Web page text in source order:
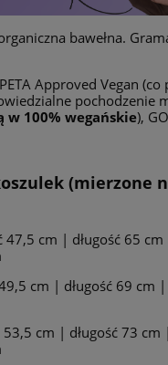
bawełna.
PETA Approved Vegan
pochodzenie
w 100% wegańskie),
(mierzone
47,5 cm | długość 65 cm
cm | długość 69 cm |
cm | długość 73 cm